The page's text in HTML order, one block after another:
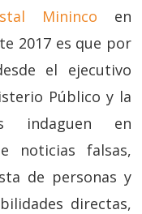
Mininco en
2017 es que por
el ejecutivo
Público y la
indaguen en
noticias falsas,
de personas y
directas,